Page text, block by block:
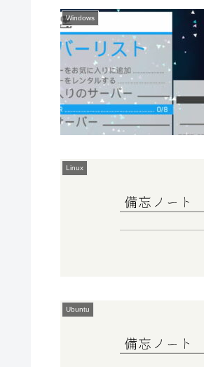
Windows
Linux
Ubuntu